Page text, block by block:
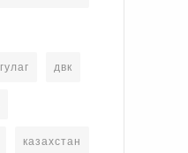
гулаг двк
казахстан